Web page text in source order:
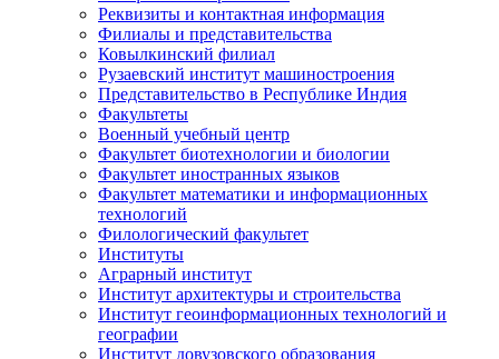
Реквизиты и контактная информация
Филиалы и представительства
Ковылкинский филиал
Рузаевский институт машиностроения
Представительство в Республике Индия
Факультеты
Военный учебный центр
Факультет биотехнологии и биологии
Факультет иностранных языков
Факультет математики и информационных
технологий
Филологический факультет
Институты
Аграрный институт
Институт архитектуры и строительства
Институт геоинформационных технологий и
географии
Институт довузовского образования